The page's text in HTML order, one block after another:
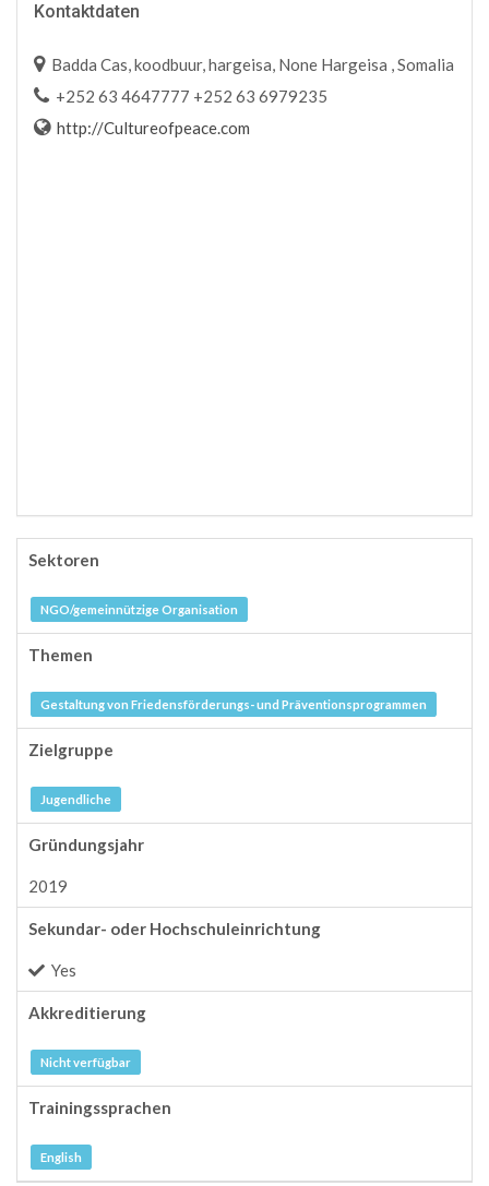
Kontaktdaten
Badda Cas, koodbuur, hargeisa, None Hargeisa , Somalia
+252 63 4647777 +252 63 6979235
http://Cultureofpeace.com
Sektoren
NGO/gemeinnützige Organisation
Themen
Gestaltung von Friedensförderungs- und Präventionsprogrammen
Zielgruppe
Jugendliche
Gründungsjahr
2019
Sekundar- oder Hochschuleinrichtung
Yes
Akkreditierung
Nicht verfügbar
Trainingssprachen
English